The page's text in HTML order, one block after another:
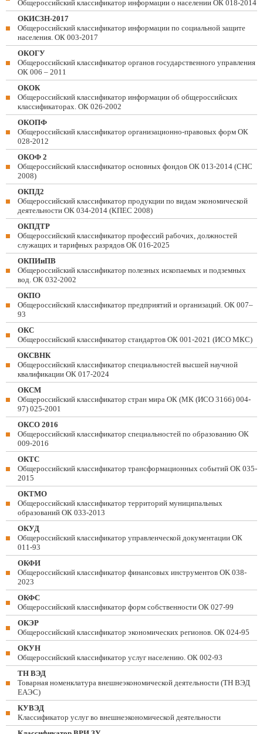
Общероссийский классификатор информации о населении ОК 018-2014
ОКИСЗН-2017
Общероссийский классификатор информации по социальной защите
населения. ОК 003-2017
ОКОГУ
Общероссийский классификатор органов государственного управления
ОК 006 – 2011
ОКОК
Общероссийский классификатор информации об общероссийских
классификаторах. ОК 026-2002
ОКОПФ
Общероссийский классификатор организационно-правовых форм ОК
028-2012
ОКОФ 2
Общероссийский классификатор основных фондов ОК 013-2014 (СНС
2008)
ОКПД2
Общероссийский классификатор продукции по видам экономической
деятельности ОК 034-2014 (КПЕС 2008)
ОКПДТР
Общероссийский классификатор профессий рабочих, должностей
служащих и тарифных разрядов ОК 016-2025
ОКПИиПВ
Общероссийский классификатор полезных ископаемых и подземных
вод. ОК 032-2002
ОКПО
Общероссийский классификатор предприятий и организаций. ОК 007–
93
ОКС
Общероссийский классификатор стандартов ОК 001-2021 (ИСО МКС)
ОКСВНК
Общероссийский классификатор специальностей высшей научной
квалификации ОК 017-2024
ОКСМ
Общероссийский классификатор стран мира ОК (МК (ИСО 3166) 004-
97) 025-2001
ОКСО 2016
Общероссийский классификатор специальностей по образованию ОК
009-2016
ОКТС
Общероссийский классификатор трансформационных событий ОК 035-
2015
ОКТМО
Общероссийский классификатор территорий муниципальных
образований ОК 033-2013
ОКУД
Общероссийский классификатор управленческой документации ОК
011-93
ОКФИ
Общероссийский классификатор финансовых инструментов OK 038-
2023
ОКФС
Общероссийский классификатор форм собственности ОК 027-99
ОКЭР
Общероссийский классификатор экономических регионов. ОК 024-95
ОКУН
Общероссийский классификатор услуг населению. ОК 002-93
ТН ВЭД
Товарная номенклатура внешнеэкономической деятельности (ТН ВЭД
ЕАЭС)
КУВЭД
Классификатор услуг во внешнеэкономической деятельности